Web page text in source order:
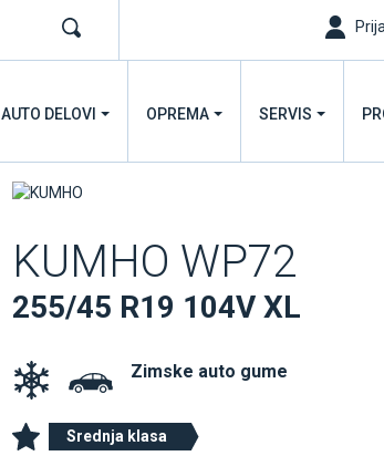
AUTO DELOVI OPREMA SERVIS
KUMHO WP72
255/45 R19 104V XL
Zimske auto gume
Srednja klasa